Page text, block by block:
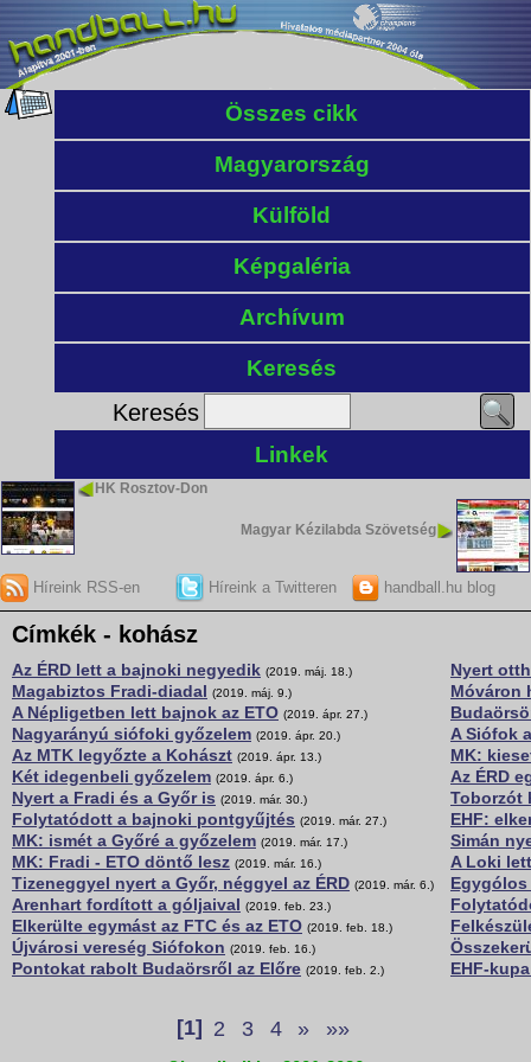
Összes cikk
Magyarország
Külföld
Képgaléria
Archívum
Keresés
Keresés
Linkek
HK Rosztov-Don
Magyar Kézilabda Szövetség
Híreink RSS-en Híreink a Twitteren handball.hu blog
Címkék - kohász
Az ÉRD lett a bajnoki negyedik (2019. máj. 18.)
Magabiztos Fradi-diadal (2019. máj. 9.)
A Népligetben lett bajnok az ETO (2019. ápr. 27.)
Nagyarányú siófoki győzelem (2019. ápr. 20.)
Az MTK legyőzte a Kohászt (2019. ápr. 13.)
Két idegenbeli győzelem (2019. ápr. 6.)
Nyert a Fradi és a Győr is (2019. már. 30.)
Folytatódott a bajnoki pontgyűjtés (2019. már. 27.)
MK: ismét a Győré a győzelem (2019. már. 17.)
MK: Fradi - ETO döntő lesz (2019. már. 16.)
Tizeneggyel nyert a Győr, néggyel az ÉRD (2019. már. 6.)
Arenhart fordított a góljaival (2019. feb. 23.)
Elkerülte egymást az FTC és az ETO (2019. feb. 18.)
Újvárosi vereség Siófokon (2019. feb. 16.)
Pontokat rabolt Budaörsről az Előre (2019. feb. 2.)
Nyert
Móváron
A Siófok
MK:
Az ÉRD
Toborzót
EHF:
Simán
A Loki
Egygólos
EHF-
[1] 2 3 4 » »»